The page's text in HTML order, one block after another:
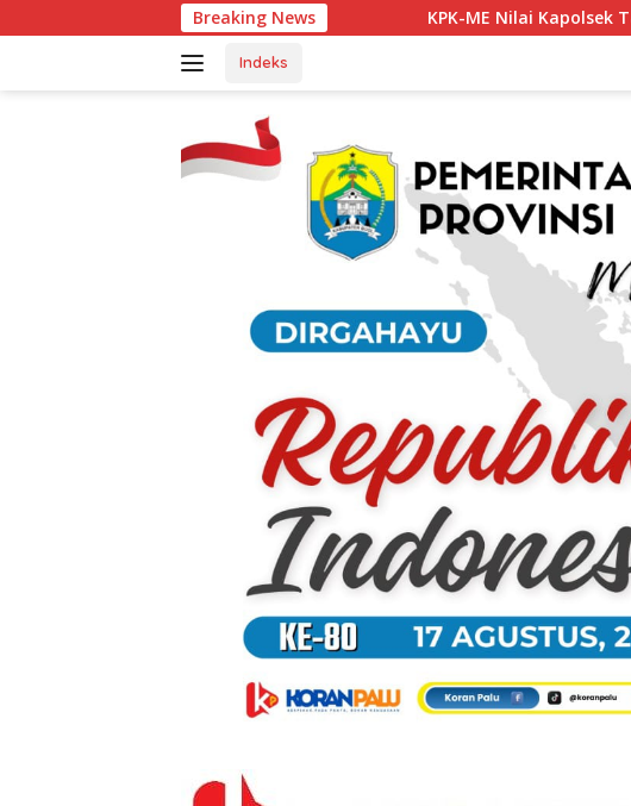
ke
Breaking News
KPK-ME Nilai Kapolsek Tanjung Agung
Indeks